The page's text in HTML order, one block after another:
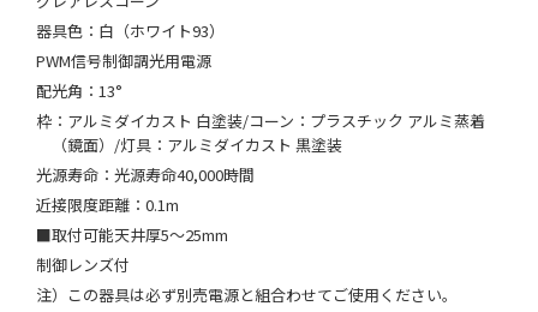
器具色：白（ホワイト93）
PWM信号制御調光用電源
配光角：13°
枠：アルミダイカスト 白塗装/コーン：プラスチック アルミ蒸着
（鏡面）/灯具：アルミダイカスト 黒塗装
光源寿命：光源寿命40,000時間
近接限度距離：0.1m
■取付可能天井厚5～25mm
制御レンズ付
注）この器具は必ず別売電源と組合わせてご使用ください。